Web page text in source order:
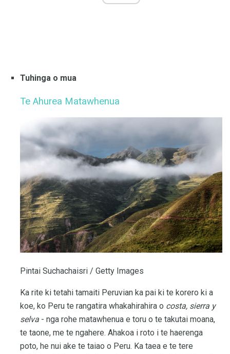
Tuhinga o mua
Te Ahurea Matawhenua
Pintai Suchachaisri / Getty Images
Ka rite ki tetahi tamaiti Peruvian ka pai ki te korero ki a
koe, ko Peru te rangatira whakahirahira o costa, sierra y
selva - nga rohe matawhenua e toru o te takutai moana,
te taone, me te ngahere. Ahakoa i roto i te haerenga
poto, he nui ake te taiao o Peru. Ka taea e te tere